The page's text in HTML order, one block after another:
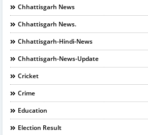
Chhattisgarh News
Chhattisgarh News.
Chhattisgarh-Hindi-News
Chhattisgarh-News-Update
Cricket
Crime
Education
Election Result